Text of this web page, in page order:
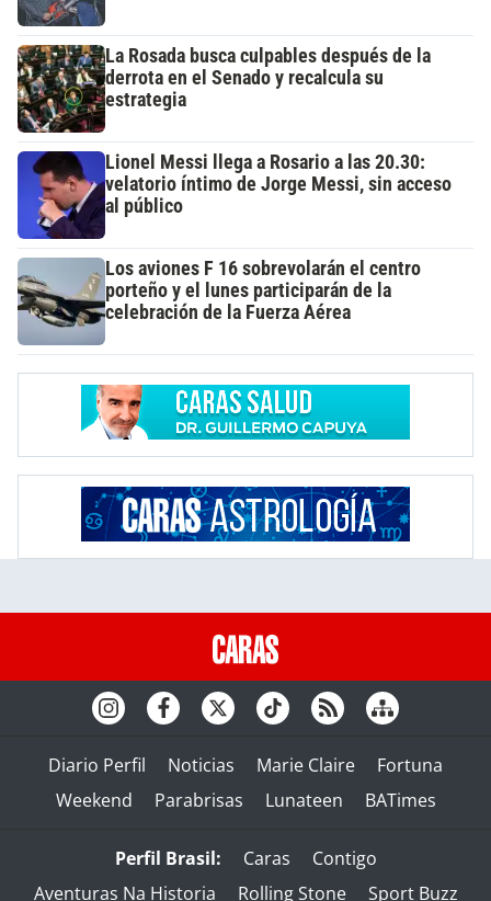
La Rosada busca culpables después de la
derrota en el Senado y recalcula su
estrategia
Lionel Messi llega a Rosario a las 20.30:
velatorio íntimo de Jorge Messi, sin acceso
al público
Los aviones F 16 sobrevolarán el centro
porteño y el lunes participarán de la
celebración de la Fuerza Aérea
Diario Perfil Noticias Marie Claire
Fortuna
Weekend
Parabrisas Lunateen BATimes
Perfil Brasil: Caras
Contigo
Aventuras Na Historia
Rolling Stone Sport Buzz